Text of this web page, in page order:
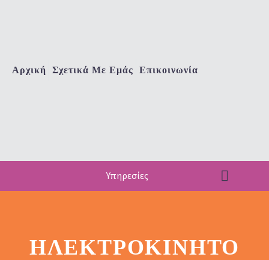
Αρχική Σχετικά Με Εμάς Επικοινωνία
Υπηρεσίες
ΗΛΕΚΤΡΟΚΊΝΗΤΟ